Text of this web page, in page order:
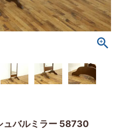
ュバルミラー 58730